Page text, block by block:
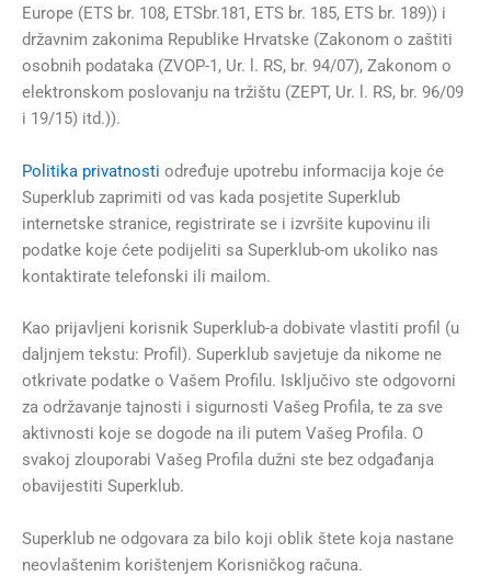
Europe (ETS br. 108, ETSbr.181, ETS br. 185, ETS br. 189)) i
državnim zakonima Republike Hrvatske (Zakonom o zaštiti
osobnih podataka (ZVOP-1, Ur. l. RS, br. 94/07), Zakonom o
elektronskom poslovanju na tržištu (ZEPT, Ur. l. RS, br. 96/09
i 19/15) itd.)).
Politika privatnosti određuje upotrebu informacija koje će
Superklub zaprimiti od vas kada posjetite Superklub
internetske stranice, registrirate se i izvršite kupovinu ili
podatke koje ćete podijeliti sa Superklub-om ukoliko nas
kontaktirate telefonski ili mailom.
Kao prijavljeni korisnik Superklub-a dobivate vlastiti profil (u
daljnjem tekstu: Profil). Superklub savjetuje da nikome ne
otkrivate podatke o Vašem Profilu. Isključivo ste odgovorni
za održavanje tajnosti i sigurnosti Vašeg Profila, te za sve
aktivnosti koje se dogode na ili putem Vašeg Profila. O
svakoj zlouporabi Vašeg Profila dužni ste bez odgađanja
obavijestiti Superklub.
Superklub ne odgovara za bilo koji oblik štete koja nastane
neovlaštenim korištenjem Korisničkog računa.